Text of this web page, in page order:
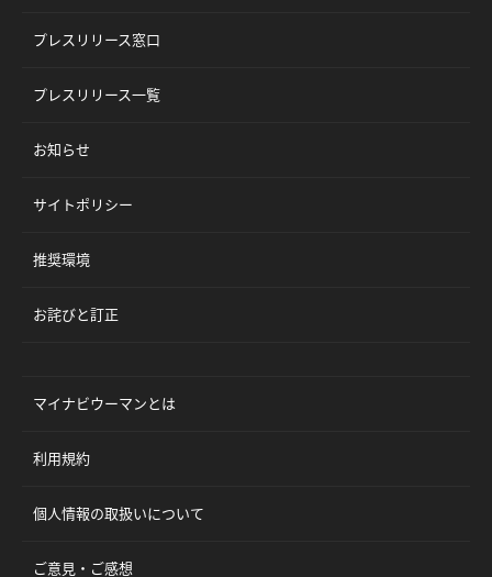
プレスリリース窓口
プレスリリース一覧
お知らせ
サイトポリシー
推奨環境
お詫びと訂正
マイナビウーマンとは
利用規約
個人情報の取扱いについて
ご意見・ご感想